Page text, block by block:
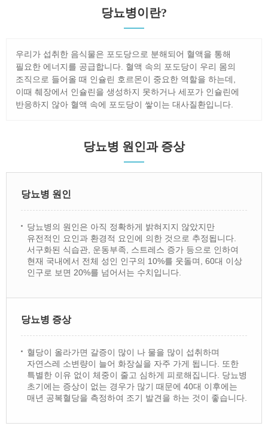
당뇨병이란?
우리가 섭취한 음식물은 포도당으로 분해되어 혈액을 통해
필요한 에너지를 공급합니다. 혈액 속의 포도당이 우리 몸의
조직으로 들어올 때 인슐린 호르몬이 중요한 역할을 하는데,
이때 췌장에서 인슐린을 생성하지 못하거나 세포가 인슐린에
반응하지 않아 혈액 속에 포도당이 쌓이는 대사질환입니다.
당뇨병 원인과 증상
당뇨병 원인
당뇨병의 원인은 아직 정확하게 밝혀지지 않았지만
유전적인 요인과 환경적 요인에 의한 것으로 추정됩니다.
서구화된 식습관, 운동부족, 스트레스 증가 등으로 인하여
현재 국내에서 전체 성인 인구의 10%를 웃돌며, 60대 이상
인구로 보면 20%를 넘어서는 수치입니다.
당뇨병 증상
혈당이 올라가면 갈증이 많이 나 물을 많이 섭취하며
자연스레 소변량이 늘어 화장실을 자주 가게 됩니다. 또한
특별한 이유 없이 체중이 줄고 심하게 피로해집니다. 당뇨병
초기에는 증상이 없는 경우가 많기 때문에 40대 이후에는
매년 공복혈당을 측정하여 조기 발견을 하는 것이 좋습니다.